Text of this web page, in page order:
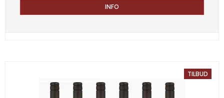
INFO
TILBUD